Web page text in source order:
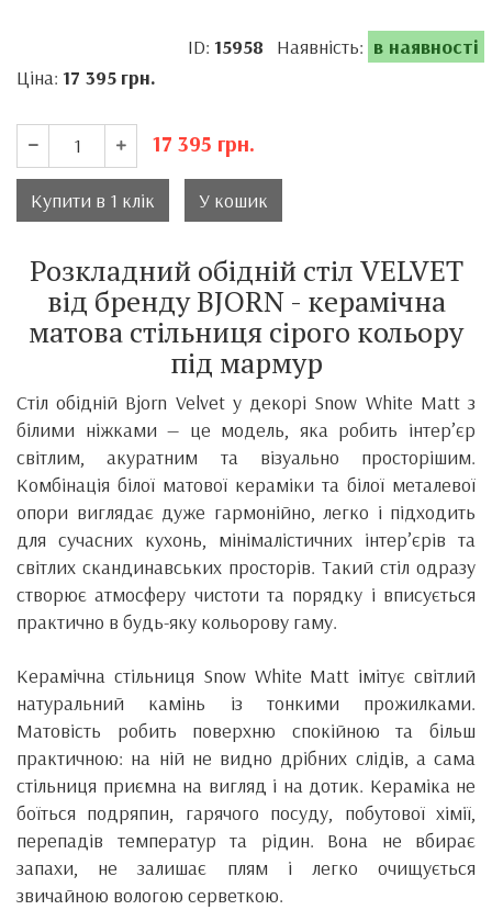
ID: 15958 Наявність: в наявності
Ціна: 17 395 грн.
17 395 грн.
Купити в 1 клік У кошик
Розкладний обідній стіл VELVET
від бренду BJORN - керамічна
матова стільниця сірого кольору
під мармур
Стіл обідній Bjorn Velvet у декорі Snow White Matt з
білими ніжками — це модель, яка робить інтер’єр
світлим, акуратним та візуально просторішим.
Комбінація білої матової кераміки та білої металевої
опори виглядає дуже гармонійно, легко і підходить
для сучасних кухонь, мінімалістичних інтер’єрів та
світлих скандинавських просторів. Такий стіл одразу
створює атмосферу чистоти та порядку і вписується
практично в будь-яку кольорову гаму.
Керамічна стільниця Snow White Matt імітує світлий
натуральний камінь із тонкими прожилками.
Матовість робить поверхню спокійною та більш
практичною: на ній не видно дрібних слідів, а сама
стільниця приємна на вигляд і на дотик. Кераміка не
боїться подряпин, гарячого посуду, побутової хімії,
перепадів температур та рідин. Вона не вбирає
запахи, не залишає плям і легко очищується
звичайною вологою серветкою.